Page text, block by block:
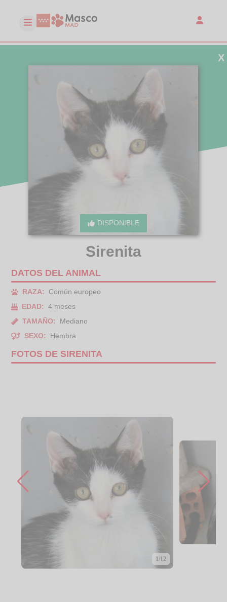
DISPONIBLE
X
Sirenita
DATOS DEL ANIMAL
RAZA:
Común europeo
EDAD:
4 meses
TAMAÑO:
Mediano
SEXO:
Hembra
FOTOS DE SIRENITA
1/12